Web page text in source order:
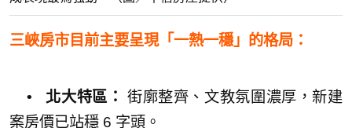
三峽房市目前主要呈現「一熱一穩」的格局：
• 北大特區： 街廓整齊、文教氛圍濃厚，新建
案房價已站穩 6 字頭。